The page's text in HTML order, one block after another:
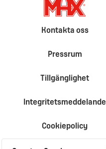
Kontakta oss
Pressrum
Tillgänglighet
Integritetsmeddelande
Cookiepolicy